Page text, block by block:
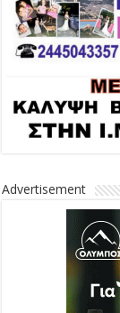
Advertisement